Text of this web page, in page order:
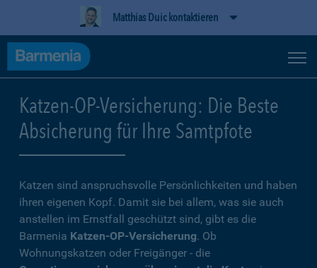
Matthias Duic kontaktieren
Katzen-OP-Versicherung: Die Beste
Absicherung für Ihre Samtpfote
Katzen sind anspruchsvolle Persönlichkeiten und haben
ihren eigenen Kopf. Damit sie bei allem, was sie auch
anstellen im Ernstfall geschützt sind, gibt es die
Barmenia Katzen-OP-Versicherung. Ob
Wohnungskatzen oder Freigänger - die